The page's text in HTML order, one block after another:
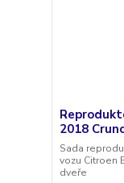
2018
Sada
vozu Citroen
dveře